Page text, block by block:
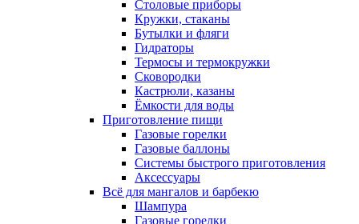
Столовые приборы
Кружки, стаканы
Бутылки и фляги
Гидраторы
Термосы и термокружки
Сковородки
Кастрюли, казаны
Ёмкости для воды
Приготовление пищи
Газовые горелки
Газовые баллоны
Системы быстрого приготовления
Аксессуары
Всё для мангалов и барбекю
Шампура
Газовые горелки